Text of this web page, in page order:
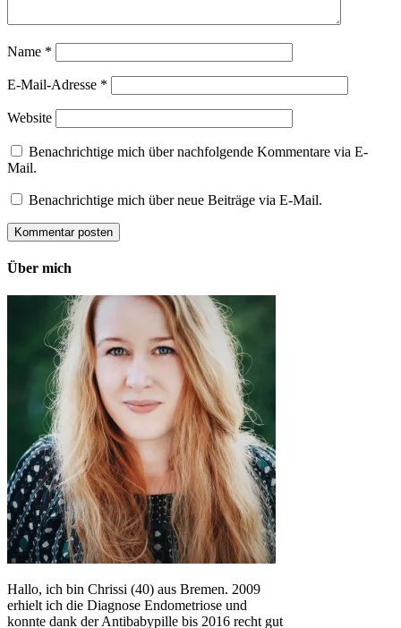
Name *
E-Mail-Adresse *
Website
Benachrichtige mich über nachfolgende Kommentare via E-
Mail.
Benachrichtige mich über neue Beiträge via E-Mail.
Über mich
Hallo, ich bin Chrissi (40) aus Bremen. 2009
erhielt ich die Diagnose Endometriose und
konnte dank der Antibabypille bis 2016 recht gut